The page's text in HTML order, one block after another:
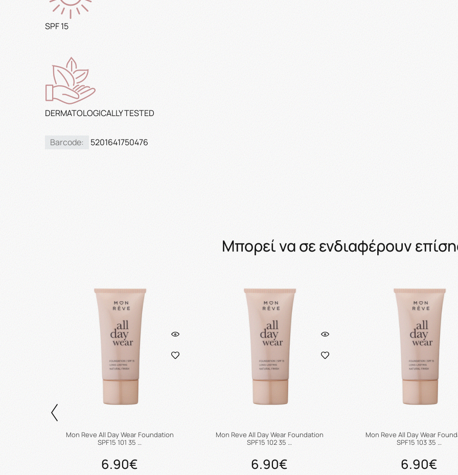
SPF 15
DERMATOLOGICALLY TESTED
Barcode: 5201641750476
Μπορεί να σε ενδιαφέρουν
Mon Reve All Day Wear Foundation
SPF15 101 35 …
6.90€
Mon Reve All Day Wear Foundation
SPF15 102 35 …
6.90€
Mon Reve All Day Wear
SPF15 103 35 …
6.90€